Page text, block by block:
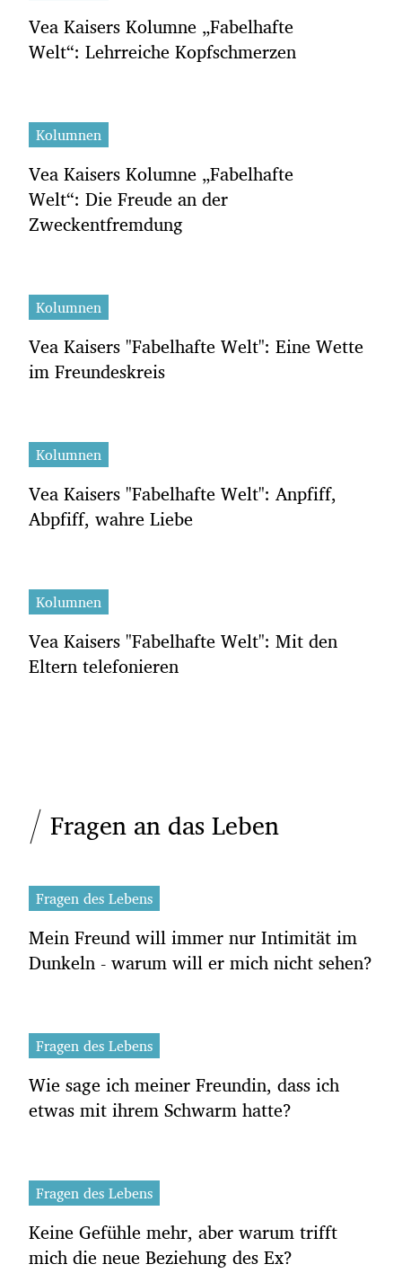
Vea Kaisers Kolumne „Fabelhafte
Welt“: Lehrreiche Kopfschmerzen
Kolumnen
Vea Kaisers Kolumne „Fabelhafte
Welt“: Die Freude an der
Zweckentfremdung
Kolumnen
Vea Kaisers "Fabelhafte Welt": Eine Wette
im Freundeskreis
Kolumnen
Vea Kaisers "Fabelhafte Welt": Anpfiff,
Abpfiff, wahre Liebe
Kolumnen
Vea Kaisers "Fabelhafte Welt": Mit den
Eltern telefonieren
Fragen an das Leben
Fragen des Lebens
Mein Freund will immer nur Intimität im
Dunkeln - warum will er mich nicht sehen?
Fragen des Lebens
Wie sage ich meiner Freundin, dass ich
etwas mit ihrem Schwarm hatte?
Fragen des Lebens
Keine Gefühle mehr, aber warum trifft
mich die neue Beziehung des Ex?